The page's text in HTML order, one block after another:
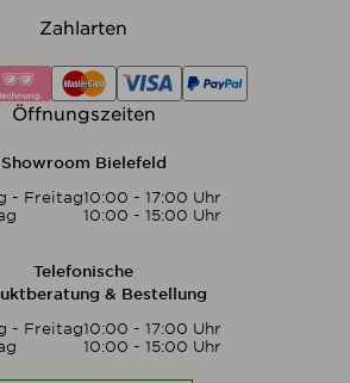
Zahlarten
Öffnungszeiten
Showroom Bielefeld
- Freitag10:00 - 17:00 Uhr
10:00 - 15:00 Uhr
Telefonische
& Bestellung
- Freitag10:00 - 17:00 Uhr
10:00 - 15:00 Uhr